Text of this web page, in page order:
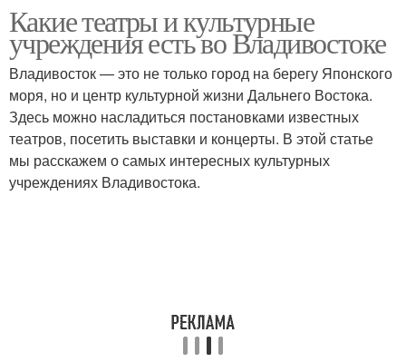
Какие театры и культурные
учреждения есть во Владивостоке
Владивосток — это не только город на берегу Японского
моря, но и центр культурной жизни Дальнего Востока.
Здесь можно насладиться постановками известных
театров, посетить выставки и концерты. В этой статье
мы расскажем о самых интересных культурных
учреждениях Владивостока.